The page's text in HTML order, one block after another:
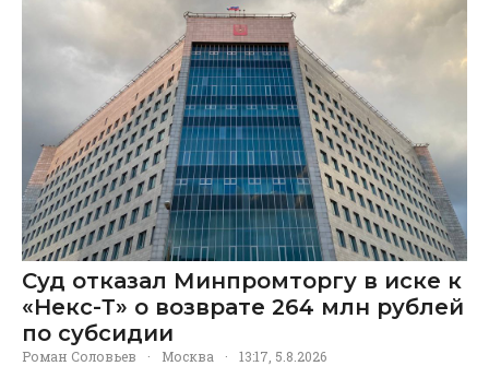
Суд отказал Минпромторгу в иске к
«Некс-Т» о возврате 264 млн рублей
по субсидии
Роман Соловьев · Москва · 13:17, 5.8.2026